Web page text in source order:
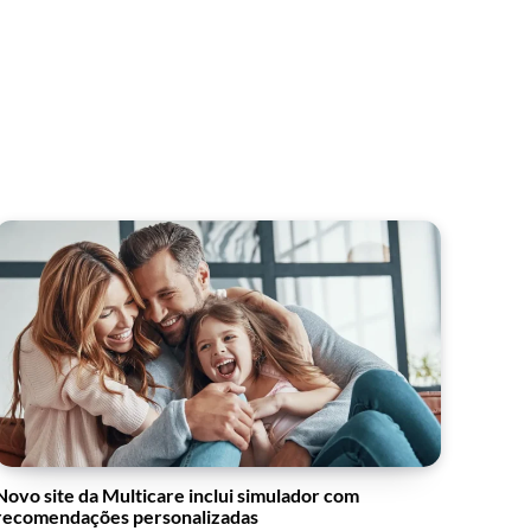
site da Multicare inclui simulador com
personalizadas